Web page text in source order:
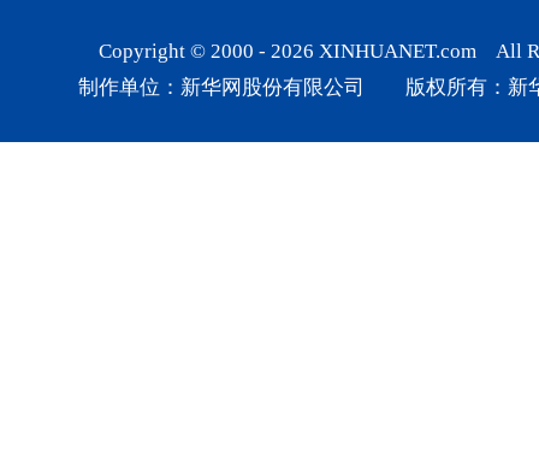
Copyright © 2000 - 2026 XINHUANET.com All
制作单位：新华网股份有限公司 版权所有：新